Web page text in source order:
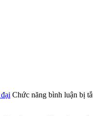
Chức năng bình luận bị